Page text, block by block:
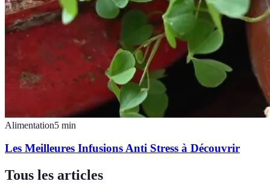
Alimentation5 min
Les Meilleures Infusions Anti Stress à Découvrir
Tous les articles